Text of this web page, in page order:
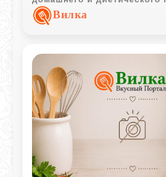
Вилка